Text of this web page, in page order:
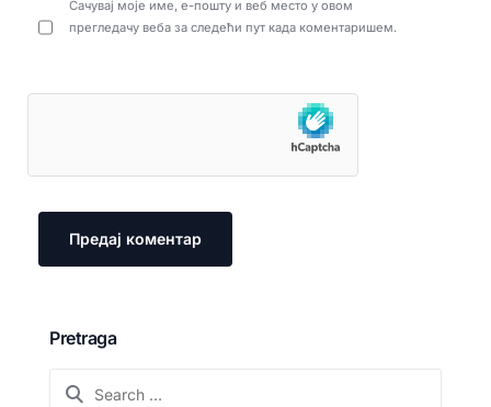
Сачувај моје име, е-пошту и веб место у овом
прегледачу веба за следећи пут када коментаришем.
Pretraga